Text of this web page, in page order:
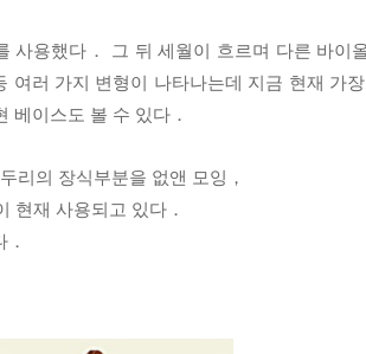
사용했다．
그 뒤 세월이 흐르며 다른 바이
여러 가지 변형이 나타나는데 지금 현재 가장
베이스도 볼 수 있다．
리의 장식부분을 없앤 모잉，
현재 사용되고 있다．